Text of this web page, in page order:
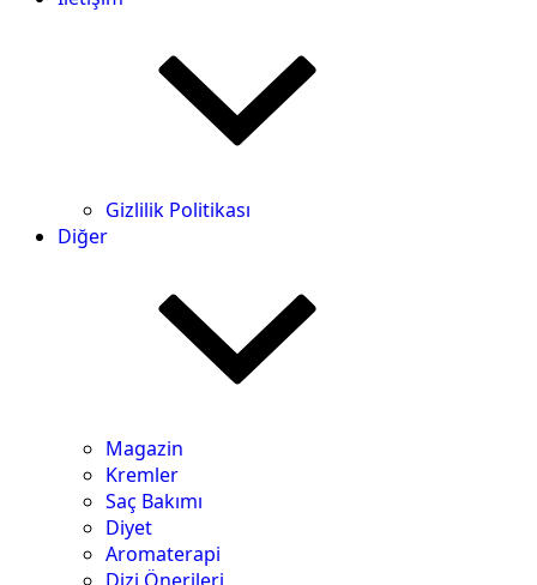
Gizlilik Politikası
Diğer
Magazin
Kremler
Saç Bakımı
Diyet
Aromaterapi